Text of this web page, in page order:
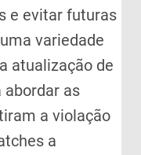
e evitar futuras
variedade
atualização de
abordar as
a violação
a